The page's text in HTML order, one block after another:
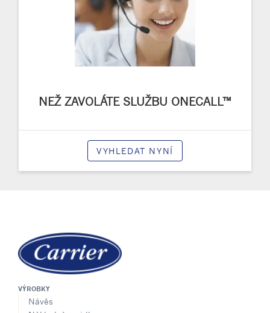
NEŽ ZAVOLÁTE SLUŽBU ONECALL™
VYHLEDAT NYNÍ
VÝROBKY
Návěs